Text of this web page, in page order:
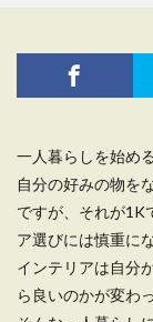
一人暮らしを始め
自分の好みの物を
ですが、それが1K
ア選びには慎重に
インテリアは自分
ら良いのかが変わ